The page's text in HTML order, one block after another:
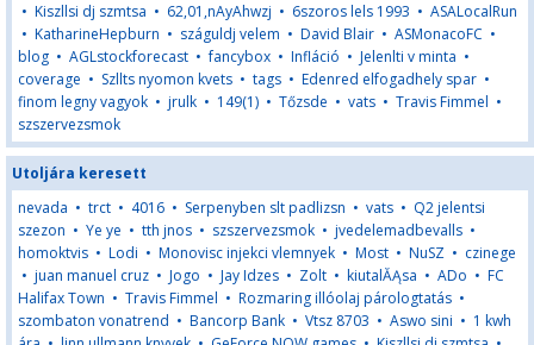
• Kiszllsi dj szmtsa • 62,01,nAyAhwzj • 6szoros lels 1993 • ASALocalRun
• KatharineHepburn • száguldj velem • David Blair • ASMonacoFC •
blog • AGLstockforecast •fancybox • Infláció • Jelenlti v minta •
coverage • Szllts nyomon kvets • tags • Edenred elfogadhely spar •
finom legny vagyok • jrulk • 149(1) • Tőzsde • vats • Travis Fimmel •
szszervezsmok
Utoljára keresett
nevada • trct • 4016 • Serpenyben slt padlizsn • vats • Q2 jelentsi
szezon • Ye ye • tth jnos • szszervezsmok • jvedelemadbevalls •
homoktvis • Lodi • Monovisc injekci vlemnyek • Most • NuSZ • czinege
• juan manuel cruz • Jogo • Jay Idzes • Zolt • kiutalĂĄsa • ADo • FC
Halifax Town • Travis Fimmel • Rozmaring illóolaj párologtatás •
szombaton vonatrend • Bancorp Bank • Vtsz 8703 • Aswo sini • 1 kwh